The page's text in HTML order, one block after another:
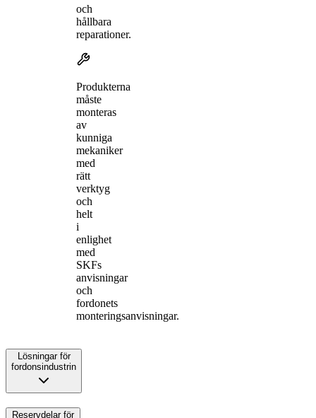
och
hållbara
reparationer.
Produkterna
måste
monteras
av
kunniga
mekaniker
med
rätt
verktyg
och
helt
i
enlighet
med
SKFs
anvisningar
och
fordonets
monteringsanvisningar.
Lösningar för
fordonsindustrin
Reservdelar för